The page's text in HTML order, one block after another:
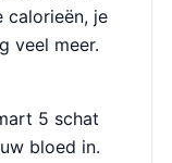
calorieën, je
veel meer.
5 schat
bloed in.